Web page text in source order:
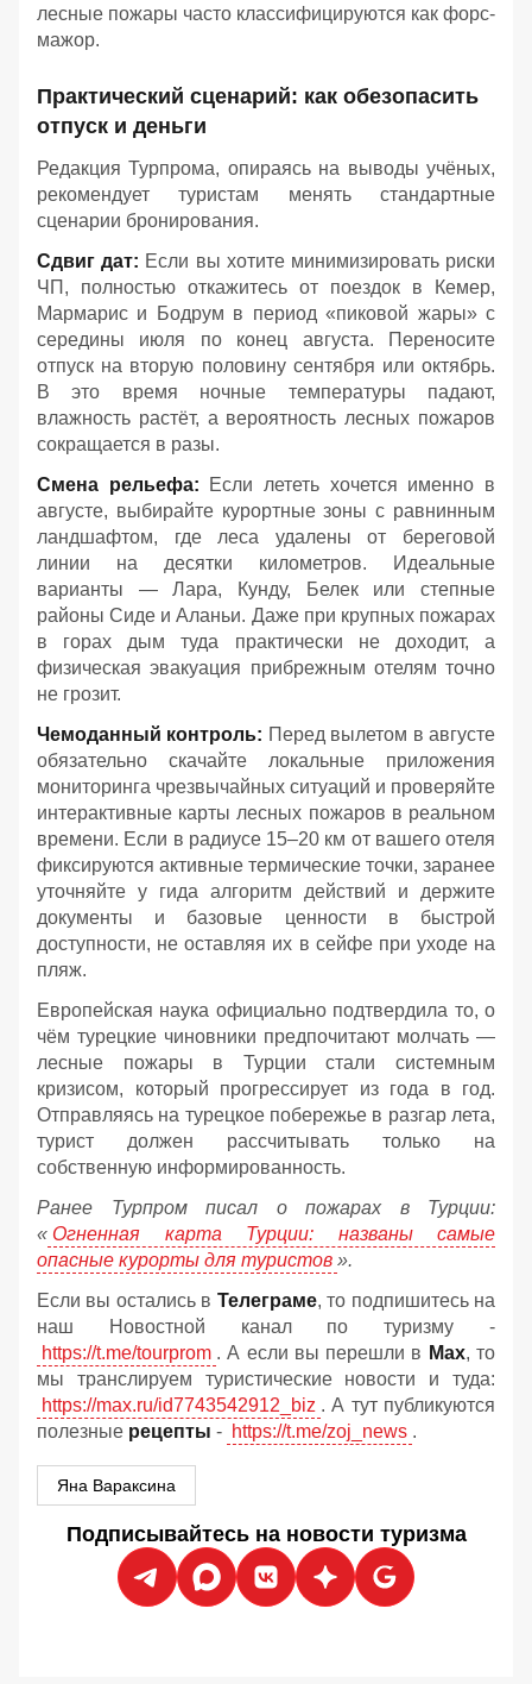
лесные пожары часто классифицируются как форс-
мажор.
Практический сценарий: как обезопасить
отпуск и деньги
Редакция Турпрома, опираясь на выводы учёных,
рекомендует туристам менять стандартные
сценарии бронирования.
Сдвиг дат: Если вы хотите минимизировать риски
ЧП, полностью откажитесь от поездок в Кемер,
Мармарис и Бодрум в период «пиковой жары» с
середины июля по конец августа. Переносите
отпуск на вторую половину сентября или октябрь.
В это время ночные температуры падают,
влажность растёт, а вероятность лесных пожаров
сокращается в разы.
Смена рельефа: Если лететь хочется именно в
августе, выбирайте курортные зоны с равнинным
ландшафтом, где леса удалены от береговой
линии на десятки километров. Идеальные
варианты — Лара, Кунду, Белек или степные
районы Сиде и Аланьи. Даже при крупных пожарах
в горах дым туда практически не доходит, а
физическая эвакуация прибрежным отелям точно
не грозит.
Чемоданный контроль: Перед вылетом в августе
обязательно скачайте локальные приложения
мониторинга чрезвычайных ситуаций и проверяйте
интерактивные карты лесных пожаров в реальном
времени. Если в радиусе 15–20 км от вашего отеля
фиксируются активные термические точки, заранее
уточняйте у гида алгоритм действий и держите
документы и базовые ценности в быстрой
доступности, не оставляя их в сейфе при уходе на
пляж.
Европейская наука официально подтвердила то, о
чём турецкие чиновники предпочитают молчать —
лесные пожары в Турции стали системным
кризисом, который прогрессирует из года в год.
Отправляясь на турецкое побережье в разгар лета,
турист должен рассчитывать только на
собственную информированность.
Ранее Турпром писал о пожарах в Турции:
« Огненная карта Турции: названы самые
опасные курорты для туристов ».
Если вы остались в Телеграме, то подпишитесь на
наш Новостной канал по туризму -
https://t.me/tourprom . А если вы перешли в Мах, то
мы транслируем туристические новости и туда:
https://max.ru/id7743542912_biz . А тут публикуются
полезные рецепты - https://t.me/zoj_news .
Яна Вараксина
Подписывайтесь на новости туризма